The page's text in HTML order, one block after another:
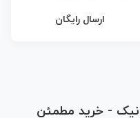
ارسال رایگان
- خرید مطمئن